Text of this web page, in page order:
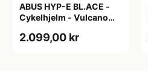
ABUS HYP-E BL.ACE -
Cykelhjelm - Vulcano
2.099,00 kr